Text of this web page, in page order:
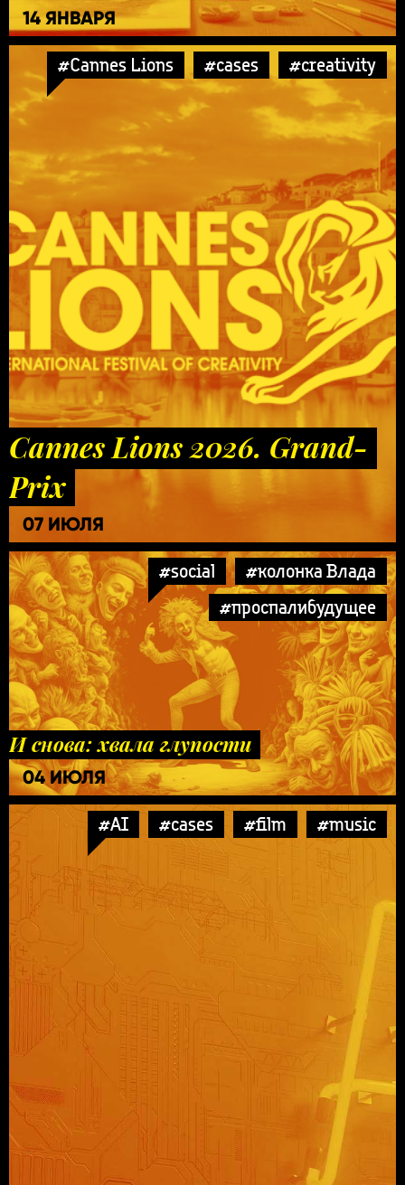
14 ЯНВАРЯ
#Cannes Lions #cases #creativity
Cannes Lions 2026. Grand-
Prix
07 ИЮЛЯ
#social
#колонка Влада
#проспалибудущее
И снова: хвала глупости
04 ИЮЛЯ
#AI #cases #film #music